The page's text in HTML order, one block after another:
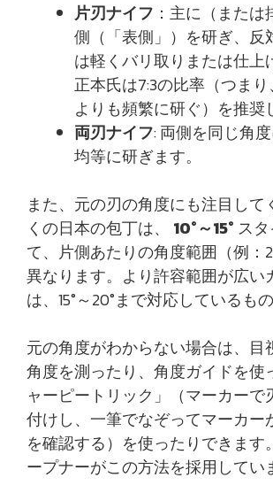
片刃ナイフ ：主に（また
側（「表側」）を研ぎ、反
は軽くバリ取りまたは仕上
正本氏は7:3の比率（つま
よりも頻繁に研ぐ）を推奨
両刃ナイフ: 両側を同じ角
均等に研ぎます。
また、元の刃の角度にも注目して
くの日本の包丁は、 10°～15° ス
て、片側あたりの角度範囲（例：
異なります。より許容範囲が広い
は、15°～20°まで対応しているも
元の角度がわからない場合は、目
角度を測ったり、角度ガイドを使
ャーピートリック」（マーカーで
付けし、一筆でなぞってマーカー
を確認する）を使ったりできます
ープナーがこの方法を採用してい